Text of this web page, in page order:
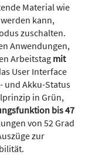
Material wie
kann,
zuschalten.
Anwendungen,
Arbeitstag mit
User Interface
und Akku-Status
in Grün,
bis 47
von 52 Grad
zur